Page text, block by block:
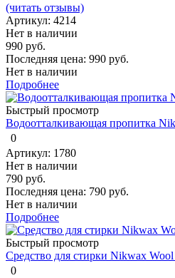
(читать отзывы)
Артикул: 4214
Нет в наличии
990 руб.
Последняя цена: 990 руб.
Нет в наличии
Подробнее
Быстрый просмотр
Водоотталкивающая пропитка
0
Артикул: 1780
Нет в наличии
790 руб.
Последняя цена: 790 руб.
Нет в наличии
Подробнее
Быстрый просмотр
Средство для стирки Nikwax Wool
0